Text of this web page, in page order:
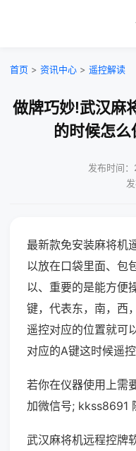
首页 > 资讯中心 > 遥控解读
做牌巧妙!武汉麻
的时候怎
发布时间
最新款免安装麻将机
以放在口袋里面、包
以、重要的是能方便
键，代表东，南，西
遥控对应的位置就可
对应的A键这时候遥
若你在仪器使用上需
加微信号; kkss8691
武汉麻将机远程控牌